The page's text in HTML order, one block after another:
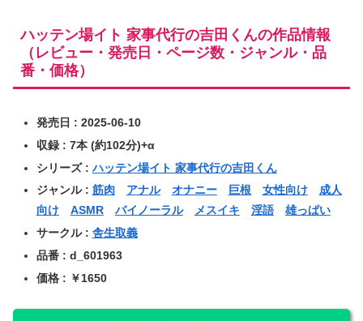
ハッテン場イト 家事代行の吉田くんの作品情報
（レビュー・発売日・ページ数・ジャンル・品
番・価格）
発売日 : 2025-06-10
収録 : 7本 (約102分)+α
シリーズ :ハッテン場イト 家事代行の吉田くん
ジャンル : 筋肉 アナル オナニー 巨根 女性向け
成人
向け
ASMR バイノーラル メスイキ 淫語
雄っぱい
サークル : 舎生取義
品番 : d_601963
価格 : ￥1650